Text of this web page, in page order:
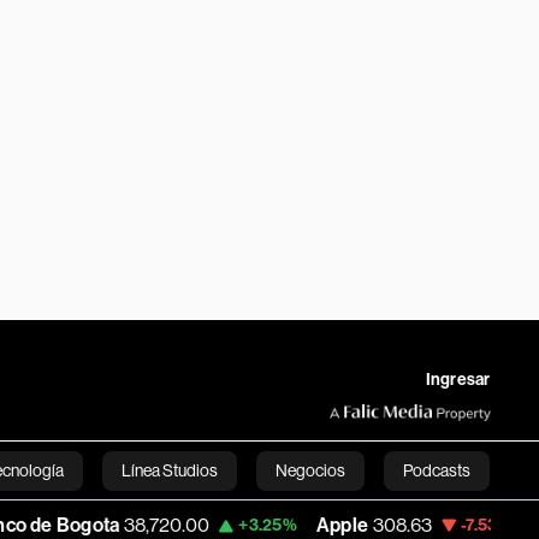
Ingresar
Línea Studios Negocios Podcasts
English+3.25% Apple 308.63 -7.53% USD COP